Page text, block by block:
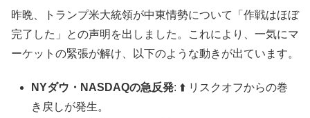
昨晩、トランプ米大統領が中東情勢について「作戦はほぼ
完了した」との声明を出しました。これにより、一気にマ
ーケットの緊張が解け、以下のような動きが出ています。
NYダウ・NASDAQの急反発: ⬆️ リスクオフからの巻
き戻しが発生。